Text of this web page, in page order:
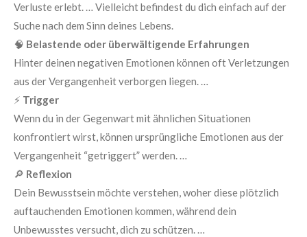
Verluste erlebt. … Vielleicht befindest du dich einfach auf der
Suche nach dem Sinn deines Lebens.
🧠 Belastende oder überwältigende Erfahrungen
Hinter deinen negativen Emotionen können oft Verletzungen
aus der Vergangenheit verborgen liegen. …
⚡️ Trigger
Wenn du in der Gegenwart mit ähnlichen Situationen
konfrontiert wirst, können ursprüngliche Emotionen aus der
Vergangenheit “getriggert” werden. …
🔎 Reflexion
Dein Bewusstsein möchte verstehen, woher diese plötzlich
auftauchenden Emotionen kommen, während dein
Unbewusstes versucht, dich zu schützen. …